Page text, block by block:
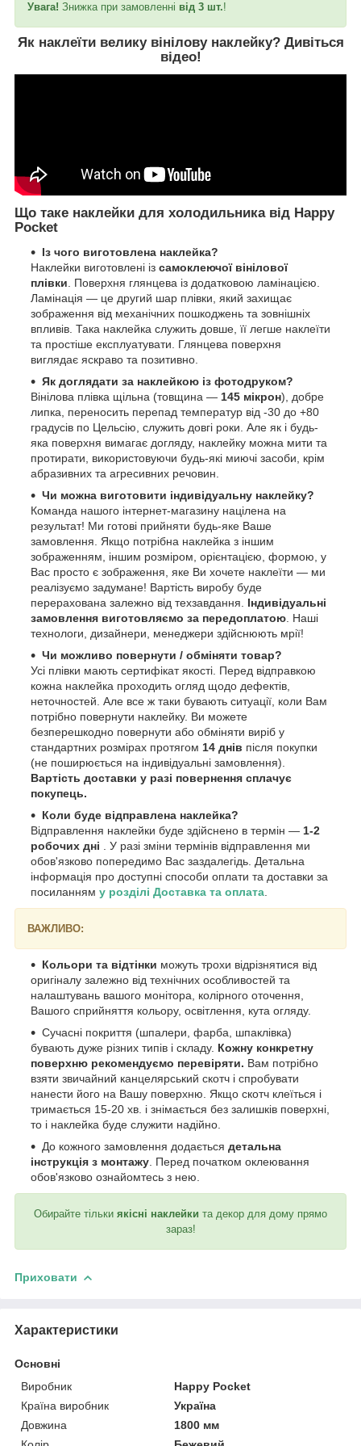
Увага! Знижка при замовленні від 3 шт.!
Як наклеїти велику вінілову наклейку? Дивіться
відео!
Що таке наклейки для холодильника від Happy
Pocket
Із чого виготовлена наклейка?
Наклейки виготовлені із самоклеючої вінілової
плівки . Поверхня глянцева із додатковою ламінацією.
Ламінація — це другий шар плівки, який захищає
зображення від механічних пошкоджень та зовнішніх
впливів. Така наклейка служить довше, її легше наклеїти
та простіше експлуатувати. Глянцева поверхня
виглядає яскраво та позитивно.
Як доглядати за наклейкою із фотодруком?
Вінілова плівка щільна (товщина — 145 мікрон), добре
липка, переносить перепад температур від -30 до +80
градусів по Цельсію, служить довгі роки. Але як і будь-
яка поверхня вимагає догляду, наклейку можна мити та
протирати, використовуючи будь-які миючі засоби, крім
абразивних та агресивних речовин.
Чи можна виготовити індивідуальну наклейку?
Команда нашого інтернет-магазину націлена на
результат! Ми готові прийняти будь-яке Ваше
замовлення. Якщо потрібна наклейка з іншим
зображенням, іншим розміром, орієнтацією, формою, у
Вас просто є зображення, яке Ви хочете наклеїти — ми
реалізуємо задумане! Вартість виробу буде
перерахована залежно від техзавдання. Індивідуальні
замовлення виготовляємо за передоплатою . Наші
технологи, дизайнери, менеджери здійснюють мрії!
Чи можливо повернути / обміняти товар?
Усі плівки мають сертифікат якості. Перед відправкою
кожна наклейка проходить огляд щодо дефектів,
неточностей. Але все ж таки бувають ситуації, коли Вам
потрібно повернути наклейку. Ви можете
безперешкодно повернути або обміняти виріб у
стандартних розмірах протягом 14 днів після покупки
(не поширюється на індивідуальні замовлення).
Вартість доставки у разі повернення сплачує
покупець.
Коли буде відправлена наклейка?
Відправлення наклейки буде здійснено в термін — 1-2
робочих дні . У разі зміни термінів відправлення ми
обов'язково попередимо Вас заздалегідь. Детальна
інформація про доступні способи оплати та доставки за
посиланням у розділі Доставка та оплата
ВАЖЛИВО:
Кольори та відтінки можуть трохи відрізнятися від
оригіналу залежно від технічних особливостей та
налаштувань вашого монітора, колірного оточення,
Вашого сприйняття кольору, освітлення, кута огляду.
Сучасні покриття (шпалери, фарба, шпаклівка)
бувають дуже різних типів і складу. Кожну конкретну
поверхню рекомендуємо перевіряти. Вам потрібно
взяти звичайний канцелярський скотч і спробувати
нанести його на Вашу поверхню. Якщо скотч клеїться і
тримається 15-20 хв. і знімається без залишків поверхні,
то і наклейка буде служити надійно.
До кожного замовлення додається детальна
інструкція з монтажу . Перед початком оклеювання
обов'язково ознайомтесь з нею.
Обирайте тільки якісні наклейки та декор для дому прямо
зараз!
Приховати
Характеристики
Основні
Виробник
Happy Pocket
Країна виробник
Україна
Довжина
1800 мм